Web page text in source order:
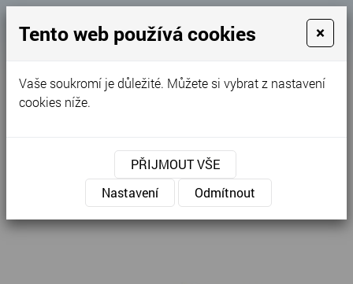
MENU
Čepice a kšiltovky » Unisex » 5P - Čepice unisex 307
Tento web používá cookies ×
Vaše soukromí je důležité. Můžete si vybrat z nastavení
cookies níže.
PŘIJMOUT VŠE
Nastavení
Odmítnout